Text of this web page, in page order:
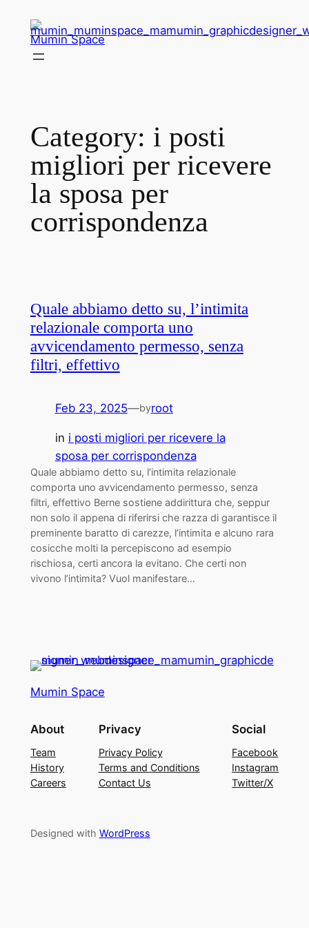
content
Mumin Space
Category: i posti
migliori per ricevere
la sposa per
corrispondenza
Quale abbiamo detto su, l’intimita
relazionale comporta uno
avvicendamento permesso, senza
filtri, effettivo
Feb 23, 2025—byroot
in i posti migliori per ricevere la
sposa per corrispondenza
Quale abbiamo detto su, l’intimita relazionale
comporta uno avvicendamento permesso, senza
filtri, effettivo Berne sostiene addirittura che, seppur
non solo il appena di riferirsi che razza di garantisce il
preminente baratto di carezze, l’intimita e alcuno rara
cosicche molti la percepiscono ad esempio
rischiosa, certi ancora la evitano. Che certi non
vivono l’intimita? Vuol manifestare…
Mumin Space
About
Team
History
Careers
Privacy
Privacy Policy
Terms and Conditions
Contact Us
Social
Facebook
Instagram
Twitter/X
Designed with WordPress